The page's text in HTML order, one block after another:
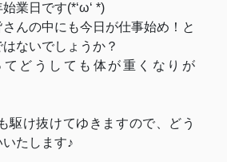
業日です(*‘ω‘ *)
んの中にも今日が仕事始め！と
ないでしょうか？
どうしても体が重くなりが
駆け抜けてゆきますので、どう
たします♪